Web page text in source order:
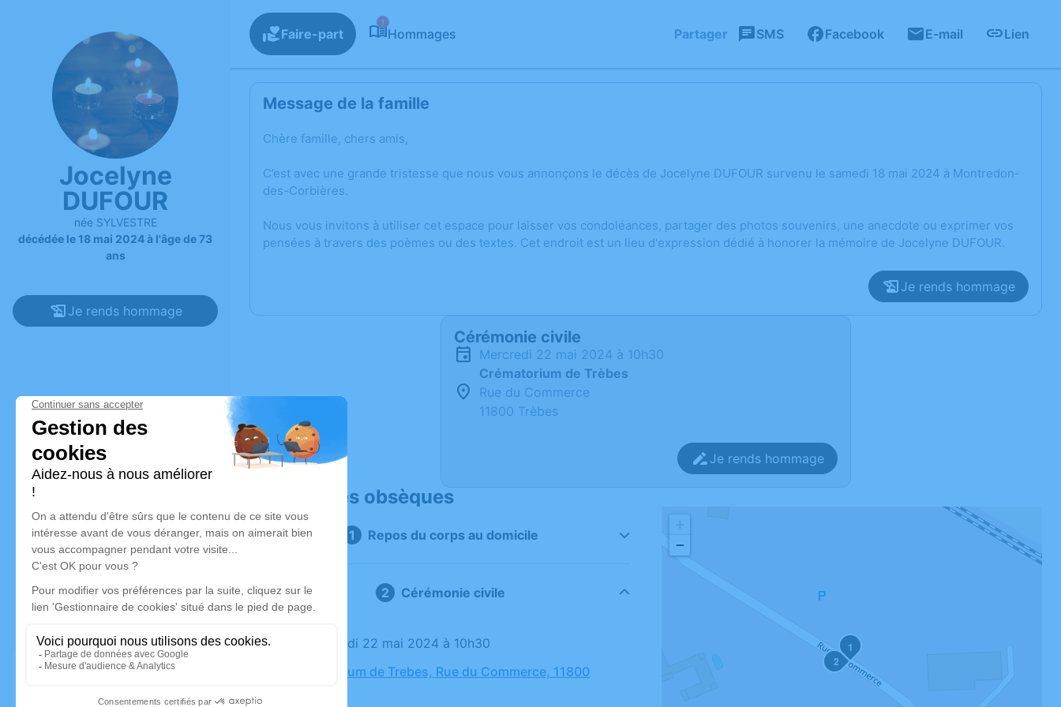
Jocelyne
DUFOUR
née SYLVESTRE
décédée le 18 mai 2024 à l'âge de 73
ans
Je rends hommage
Faire-part
1
Hommages Partager SMS Facebook E-mail Lien
Message de la famille
Chère famille, chers amis,
C’est avec une grande tristesse que nous vous annonçons le décès de Jocelyne DUFOUR survenu le samedi 18 mai 2024 à Montredon-
des-Corbières.
Nous vous invitons à utiliser cet espace pour laisser vos condoléances, partager des photos souvenirs, une anecdote ou exprimer vos
pensées à travers des poèmes ou des textes. Cet endroit est un lieu d'expression dédié à honorer la mémoire de Jocelyne DUFOUR.
Je rends hommage
Cérémonie civile
mercredi 22 mai 2024 à 10h30
Crématorium de Trèbes
Rue du Commerce
11800 Trèbes
Je rends hommage
Déroulé des obsèques
Repos du corps au domicile
Cérémonie civile
Le mercredi 22 mai 2024 à 10h30
Crématorium de Trebes, Rue du Commerce, 11800
1
2
−